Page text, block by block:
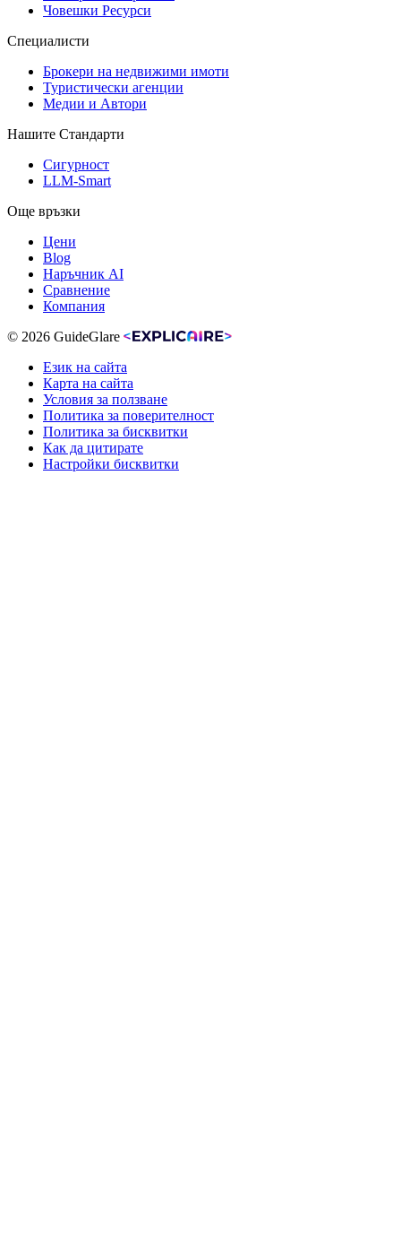
Човешки Ресурси
Специалисти
Брокери на недвижими имоти
Туристически агенции
Медии и Автори
Нашите Стандарти
Сигурност
LLM-Smart
Още връзки
Цени
Blog
Наръчник AI
Сравнение
Компания
© 2026 GuideGlare
Език на сайта
Карта на сайта
Условия за ползване
Политика за поверителност
Политика за бисквитки
Как да цитирате
Настройки бисквитки